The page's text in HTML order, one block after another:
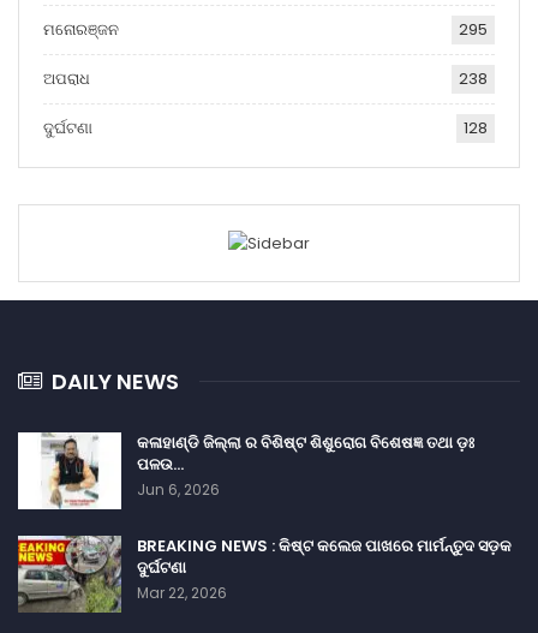
ମନୋରଞ୍ଜନ 295
ଅପରାଧ 238
ଦୁର୍ଘଟଣା 128
DAILY NEWS
କଳାହାଣ୍ଡି ଜିଲ୍ଲା ର ବିଶିଷ୍ଟ ଶିଶୁରୋଗ ବିଶେଷଜ୍ଞ ତଥା ଡ଼ଃ
ପଳଉ…
Jun 6, 2026
BREAKING NEWS : କିଷ୍ଟ କଲେଜ ପାଖରେ ମାର୍ମନ୍ତୁଦ ସଡ଼କ
ଦୁର୍ଘଟଣା
Mar 22, 2026